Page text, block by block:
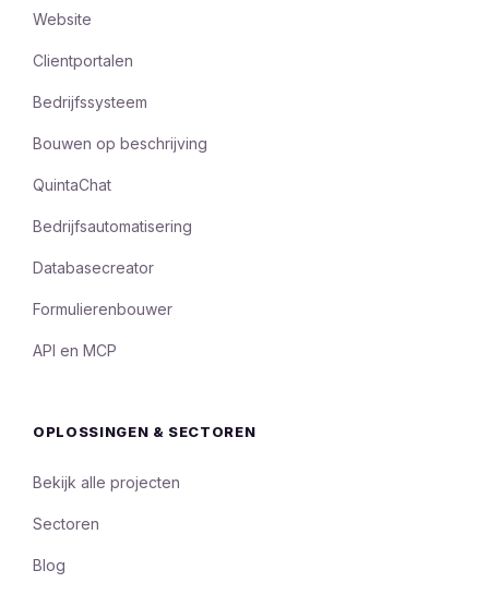
Website
Clientportalen
Bedrijfssysteem
Bouwen op beschrijving
QuintaChat
Bedrijfsautomatisering
Databasecreator
Formulierenbouwer
API en MCP
OPLOSSINGEN & SECTOREN
Bekijk alle projecten
Sectoren
Blog